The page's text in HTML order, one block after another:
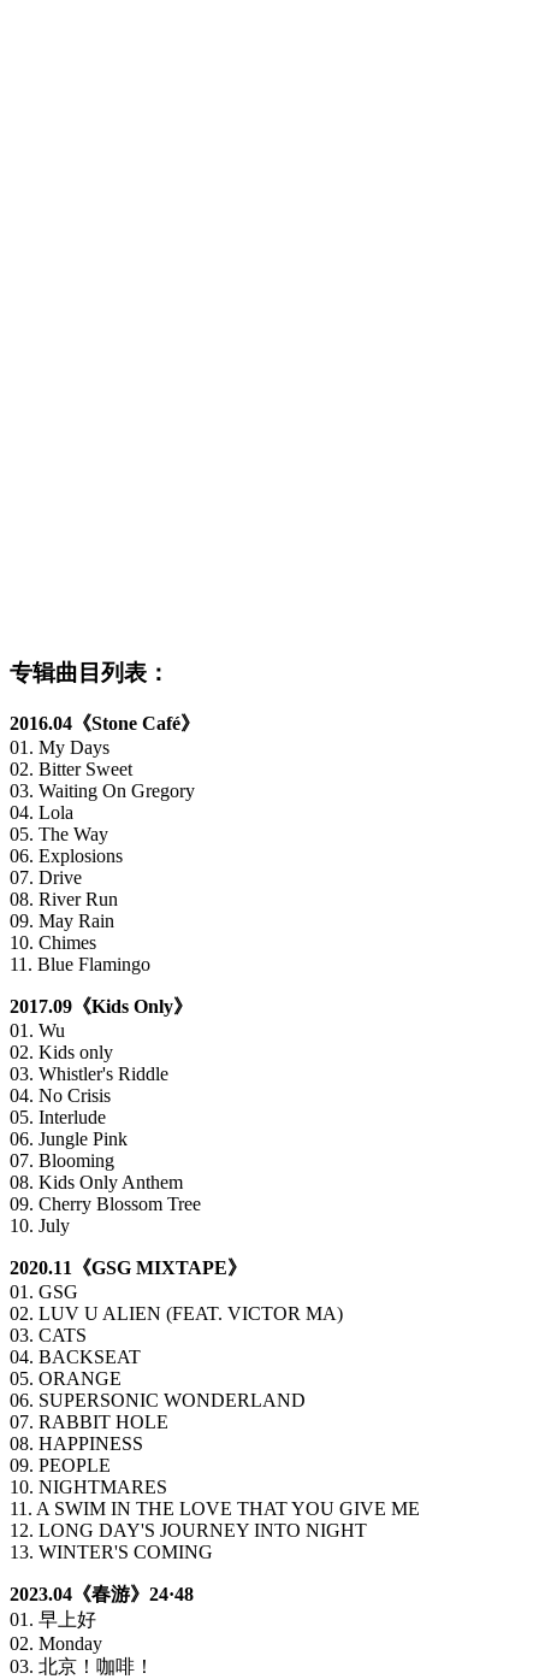
专辑曲目列表：
2016.04《Stone Café》
01. My Days
02. Bitter Sweet
03. Waiting On Gregory
04. Lola
05. The Way
06. Explosions
07. Drive
08. River Run
09. May Rain
10. Chimes
11. Blue Flamingo
2017.09《Kids Only》
01. Wu
02. Kids only
03. Whistler's Riddle
04. No Crisis
05. Interlude
06. Jungle Pink
07. Blooming
08. Kids Only Anthem
09. Cherry Blossom Tree
10. July
2020.11《GSG MIXTAPE》
01. GSG
02. LUV U ALIEN (FEAT. VICTOR MA)
03. CATS
04. BACKSEAT
05. ORANGE
06. SUPERSONIC WONDERLAND
07. RABBIT HOLE
08. HAPPINESS
09. PEOPLE
10. NIGHTMARES
11. A SWIM IN THE LOVE THAT YOU GIVE ME
12. LONG DAY'S JOURNEY INTO NIGHT
13. WINTER'S COMING
2023.04《春游》24·48
01. 早上好
02. Monday
03. 北京！咖啡！